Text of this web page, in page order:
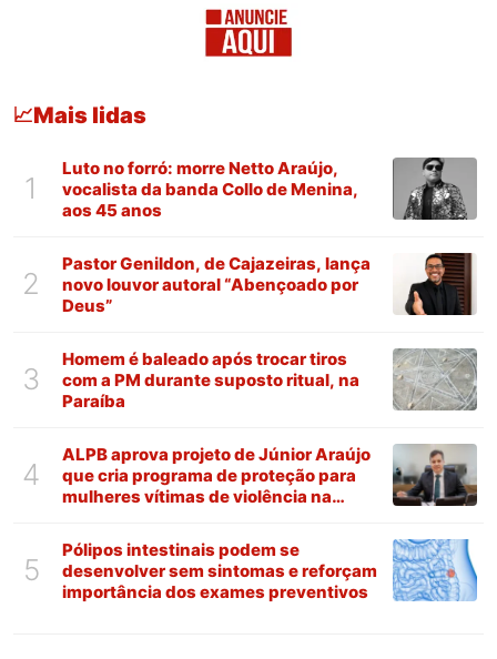
📈Mais lidas
1
Luto no forró: morre Netto Araújo,
vocalista da banda Collo de Menina,
aos 45 anos
2
Pastor Genildon, de Cajazeiras, lança
novo louvor autoral “Abençoado por
Deus”
3
Homem é baleado após trocar tiros
com a PM durante suposto ritual, na
Paraíba
4
ALPB aprova projeto de Júnior Araújo
que cria programa de proteção para
mulheres vítimas de violência na
5
Pólipos intestinais podem se
desenvolver sem sintomas e reforçam
importância dos exames preventivos